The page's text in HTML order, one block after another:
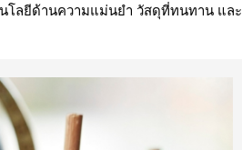
โลยีด้านความแม่นยำ วัสดุที่ทนทาน และ